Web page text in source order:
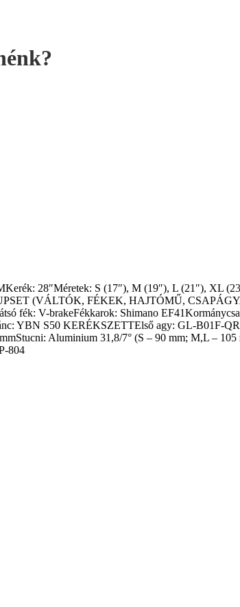
28″Méretek: S (17″), M (19″), L (21″), XL
(VÁLTÓK, FÉKEK, HAJTÓMŰ,
fék: V-brakeFékkarok: Shimano
YBN S50 KERÉKSZETTElső agy: GL-B01F-
Aluminium 31,8/7° (S – 90 mm; M,L –
804